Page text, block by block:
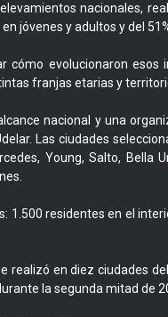
nacionales,
jóvenes y adultos y del
cómo evolucionaron esos
franjas etarias y
nacional y una
Las ciudades
Young, Salto, Bella
1.500 residentes en el
realizó en diez ciudades
la segunda mitad de